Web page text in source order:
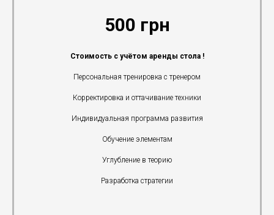
500 грн
Стоимость с учётом аренды стола !
Персональная тренировка с тренером
Корректировка и оттачивание техники
Индивидуальная программа развития
Обучение элементам
Углубление в теорию
Разработка стратегии